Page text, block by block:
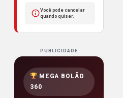
Você pode cancelar
quando quiser.
PUBLICIDADE
MEGA BOLÃO
360